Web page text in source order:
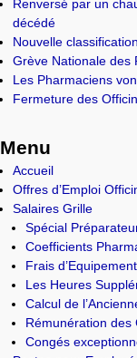
Renversé par un
décédé
Nouvelle
Grève Nationale des
Les Pharmaciens
Fermeture des
Menu
Accueil
Offres d’Emploi
Salaires Grille
Spécial
Coefficients
Frais
Les Heures
Calcul de
Rémunération des
Congés